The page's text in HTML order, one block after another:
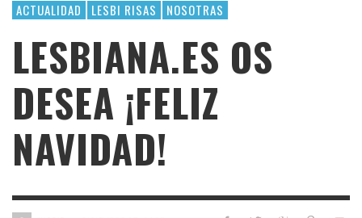
ACTUALIDAD LESBI RISAS NOSOTRAS
LESBIANA.ES OS
DESEA ¡FELIZ
NAVIDAD!